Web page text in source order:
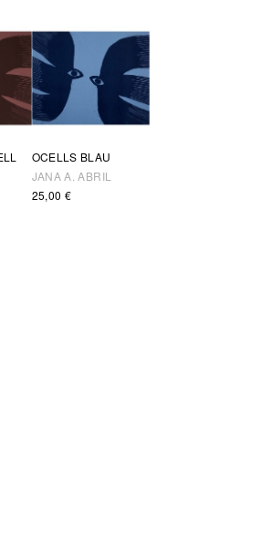
OCELLS BLAU
JANA A. ABRIL
25,00 €